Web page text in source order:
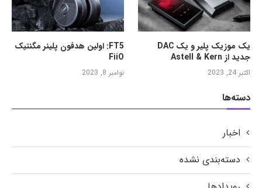
FT5: اولین هدفون پلینر مگنتیک
FiiO
نوامبر 8, 2023
یک موزیک پلیر و یک DAC
جدید از Astell & Kern
اکتبر 24, 2023
دسته‌ها
اخبار
دسته‌بندی نشده